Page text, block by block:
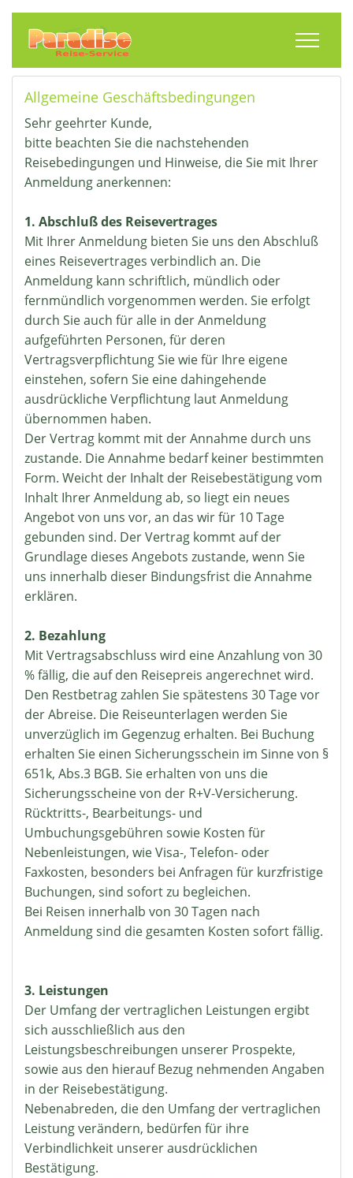
Allgemeine Geschäftsbedingungen
Sehr geehrter Kunde,
bitte beachten Sie die nachstehenden
Reisebedingungen und Hinweise, die Sie mit Ihrer
Anmeldung anerkennen:
1. Abschluß des Reisevertrages
Mit Ihrer Anmeldung bieten Sie uns den Abschluß
eines Reisevertrages verbindlich an. Die
Anmeldung kann schriftlich, mündlich oder
fernmündlich vorgenommen werden. Sie erfolgt
durch Sie auch für alle in der Anmeldung
aufgeführten Personen, für deren
Vertragsverpflichtung Sie wie für Ihre eigene
einstehen, sofern Sie eine dahingehende
ausdrückliche Verpflichtung laut Anmeldung
übernommen haben.
Der Vertrag kommt mit der Annahme durch uns
zustande. Die Annahme bedarf keiner bestimmten
Form. Weicht der Inhalt der Reisebestätigung vom
Inhalt Ihrer Anmeldung ab, so liegt ein neues
Angebot von uns vor, an das wir für 10 Tage
gebunden sind. Der Vertrag kommt auf der
Grundlage dieses Angebots zustande, wenn Sie
uns innerhalb dieser Bindungsfrist die Annahme
erklären.
2. Bezahlung
Mit Vertragsabschluss wird eine Anzahlung von 30
% fällig, die auf den Reisepreis angerechnet wird.
Den Restbetrag zahlen Sie spätestens 30 Tage vor
der Abreise. Die Reiseunterlagen werden Sie
unverzüglich im Gegenzug erhalten. Bei Buchung
erhalten Sie einen Sicherungsschein im Sinne von §
651k, Abs.3 BGB. Sie erhalten von uns die
Sicherungsscheine von der R+V-Versicherung.
Rücktritts-, Bearbeitungs- und
Umbuchungsgebühren sowie Kosten für
Nebenleistungen, wie Visa-, Telefon- oder
Faxkosten, besonders bei Anfragen für kurzfristige
Buchungen, sind sofort zu begleichen.
Bei Reisen innerhalb von 30 Tagen nach
Anmeldung sind die gesamten Kosten sofort fällig.
3. Leistungen
Der Umfang der vertraglichen Leistungen ergibt
sich ausschließlich aus den
Leistungsbeschreibungen unserer Prospekte,
sowie aus den hierauf Bezug nehmenden Angaben
in der Reisebestätigung.
Nebenabreden, die den Umfang der vertraglichen
Leistung verändern, bedürfen für ihre
Verbindlichkeit unserer ausdrücklichen
Bestätigung.